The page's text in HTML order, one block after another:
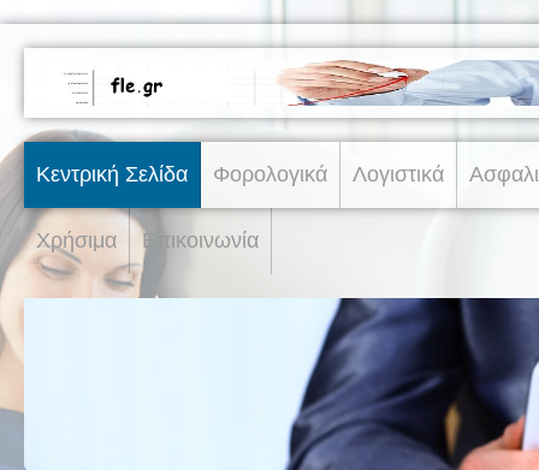
Κεντρική Σελίδα Φορολογικά Λογιστικά
Χρήσιμα Επικοινωνία